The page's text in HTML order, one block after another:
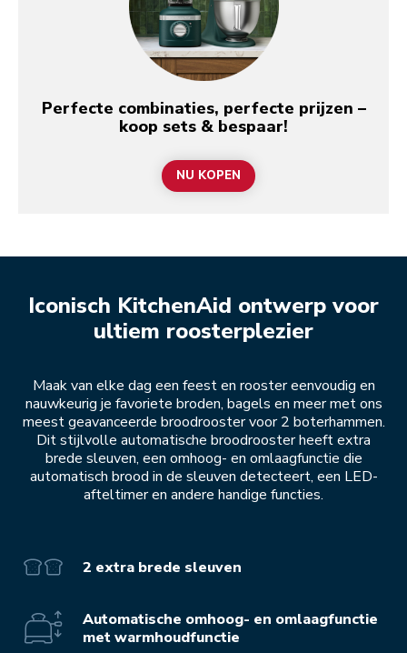
Perfecte combinaties, perfecte prijzen –
koop sets & bespaar!
NU KOPEN
Iconisch KitchenAid ontwerp voor
ultiem roosterplezier
Maak van elke dag een feest en rooster eenvoudig en
nauwkeurig je favoriete broden, bagels en meer met ons
meest geavanceerde broodrooster voor 2 boterhammen.
Dit stijlvolle automatische broodrooster heeft extra
brede sleuven, een omhoog- en omlaagfunctie die
automatisch brood in de sleuven detecteert, een LED-
afteltimer en andere handige functies.
2 extra brede sleuven
Automatische omhoog- en omlaagfunctie
met warmhoudfunctie